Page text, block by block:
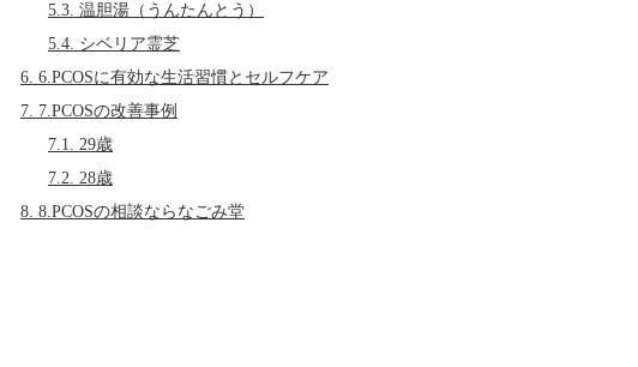
5.3. 温胆湯（うんたんとう）
5.4. シベリア霊芝
6. 6.PCOSに有効な生活習慣とセルフケア
7. 7.PCOSの改善事例
7.1. 29歳
7.2. 28歳
8. 8.PCOSの相談ならなごみ堂